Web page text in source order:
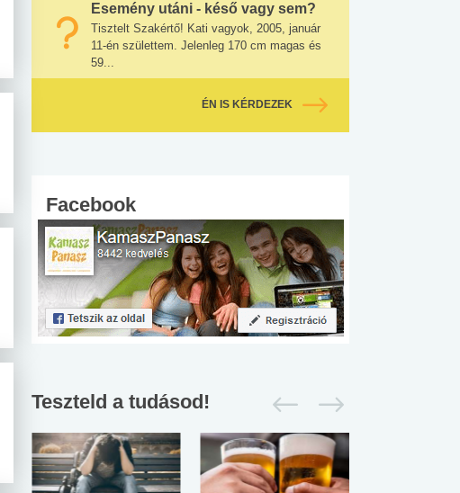
Esemény utáni - késő vagy sem?
Tisztelt Szakértő! Kati vagyok, 2005, január
11-én születtem. Jelenleg 170 cm magas és
59...
ÉN IS KÉRDEZEK
Facebook
Teszteld a tudásod!